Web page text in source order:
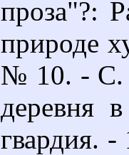
проза"?:
природе
№ 10. - С.
деревня
гвардия.